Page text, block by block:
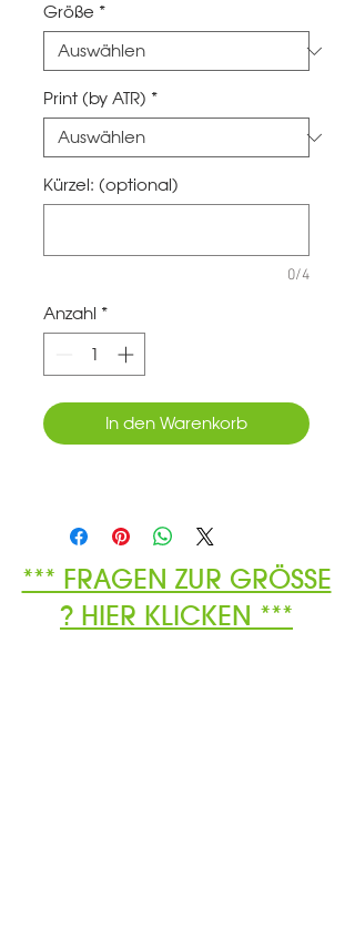
Größe *
Print (by ATR) *
Kürzel: (optional)
0/4
Anzahl *
In den Warenkorb
*** FRAGEN ZUR GRÖSSE
? HIER KLICKEN ***